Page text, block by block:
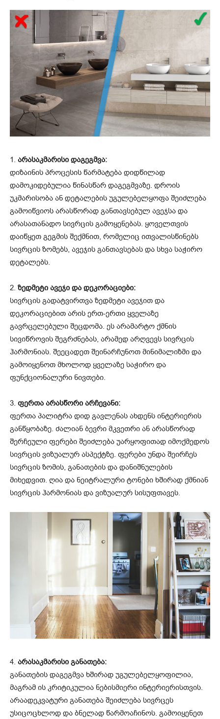
1. არასაკმარისი დაგეგმვა:
დიზაინის პროცესის წარმატება დიდწილად
დამოკიდებულია წინასწარ დაგეგმვაზე. დროის
უკმარისობა ან დეტალების უგულებელყოფა შეიძლება
გამოიწვიოს არასწორად განთავსებულ ავეჯსა და
არასათანადო სივრცის გამოყენებას. ყოველთვის
დაიწყეთ გეგმის შექმნით, რომელიც ითვალისწინებს
სივრცის ზომებს, ავეჯის განთავსებას და სხვა საჭირო
დეტალებს.
2. ზედმეტი ავეჯი და დეკორაციები:
სივრცის გადატვირთვა ზედმეტი ავეჯით და
დეკორაციებით არის ერთ-ერთი ყველაზე
გავრცელებული შეცდომა. ეს არამარტო ქმნის
სივიწროვის შეგრძნებას, არამედ არღვევს სივრცის
ჰარმონიას. შეეცადეთ შეინარჩუნოთ მინიმალიზმი და
გამოიყენოთ მხოლოდ ყველაზე საჭირო და
ფუნქციონალური ნივთები.
3. ფერთა არასწორი არჩევანი:
ფერთა პალიტრა დიდ გავლენას ახდენს ინტერიერის
განწყობაზე. ძალიან ბევრი მკვეთრი ან არასწორად
შერჩეული ფერები შეიძლება უარყოფითად იმოქმედოს
სივრცის ვიზუალურ ასპექტზე. ფერები უნდა შეირჩეს
სივრცის ზომის, განათების და დანიშნულების
მიხედვით. ღია და ნეიტრალური ტონები ხშირად ქმნიან
სივრცის ჰარმონიას და ვიზუალურ სისუფთავეს.
4. არასაკმარისი განათება:
განათების დაგეგმვა ხშირად უგულებელყოფილია,
მაგრამ ის კრიტიკულია ნებისმიერი ინტერიერისთვის.
არაადეკვატური განათება შეიძლება სივრცეს
უსიცოცხლოდ და ბნელად წარმოაჩინოს. გამოიყენეთ